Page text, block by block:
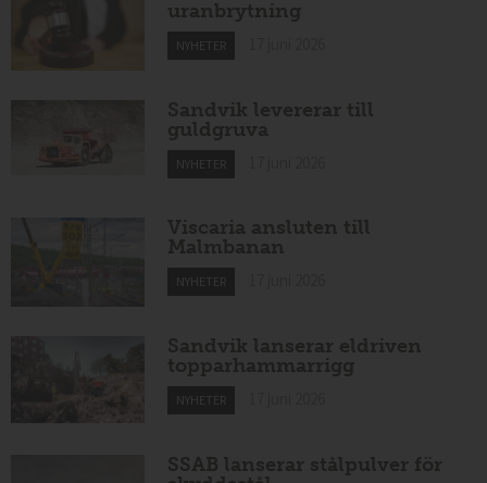
uranbrytning
NYHETER
Sandvik levererar till
guldgruva
NYHETER
Viscaria ansluten till
Malmbanan
NYHETER
Sandvik lanserar eldriven
topparhammarrigg
NYHETER
SSAB lanserar stålpulver för